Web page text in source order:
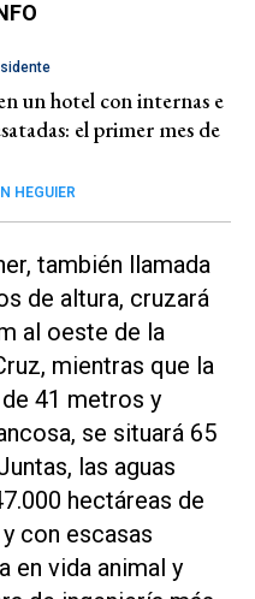
un hotel con internas e
el primer mes de
HEGUIER
también llamada
de altura, cruzará
al oeste de la
mientras que la
41 metros y
se situará 65
las aguas
hectáreas de
con escasas
en vida animal y